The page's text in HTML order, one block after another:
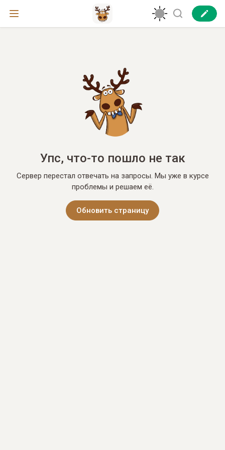
Упс, что-то пошло не так
Сервер перестал отвечать на запросы. Мы уже в курсе
проблемы и решаем её.
Обновить страницу